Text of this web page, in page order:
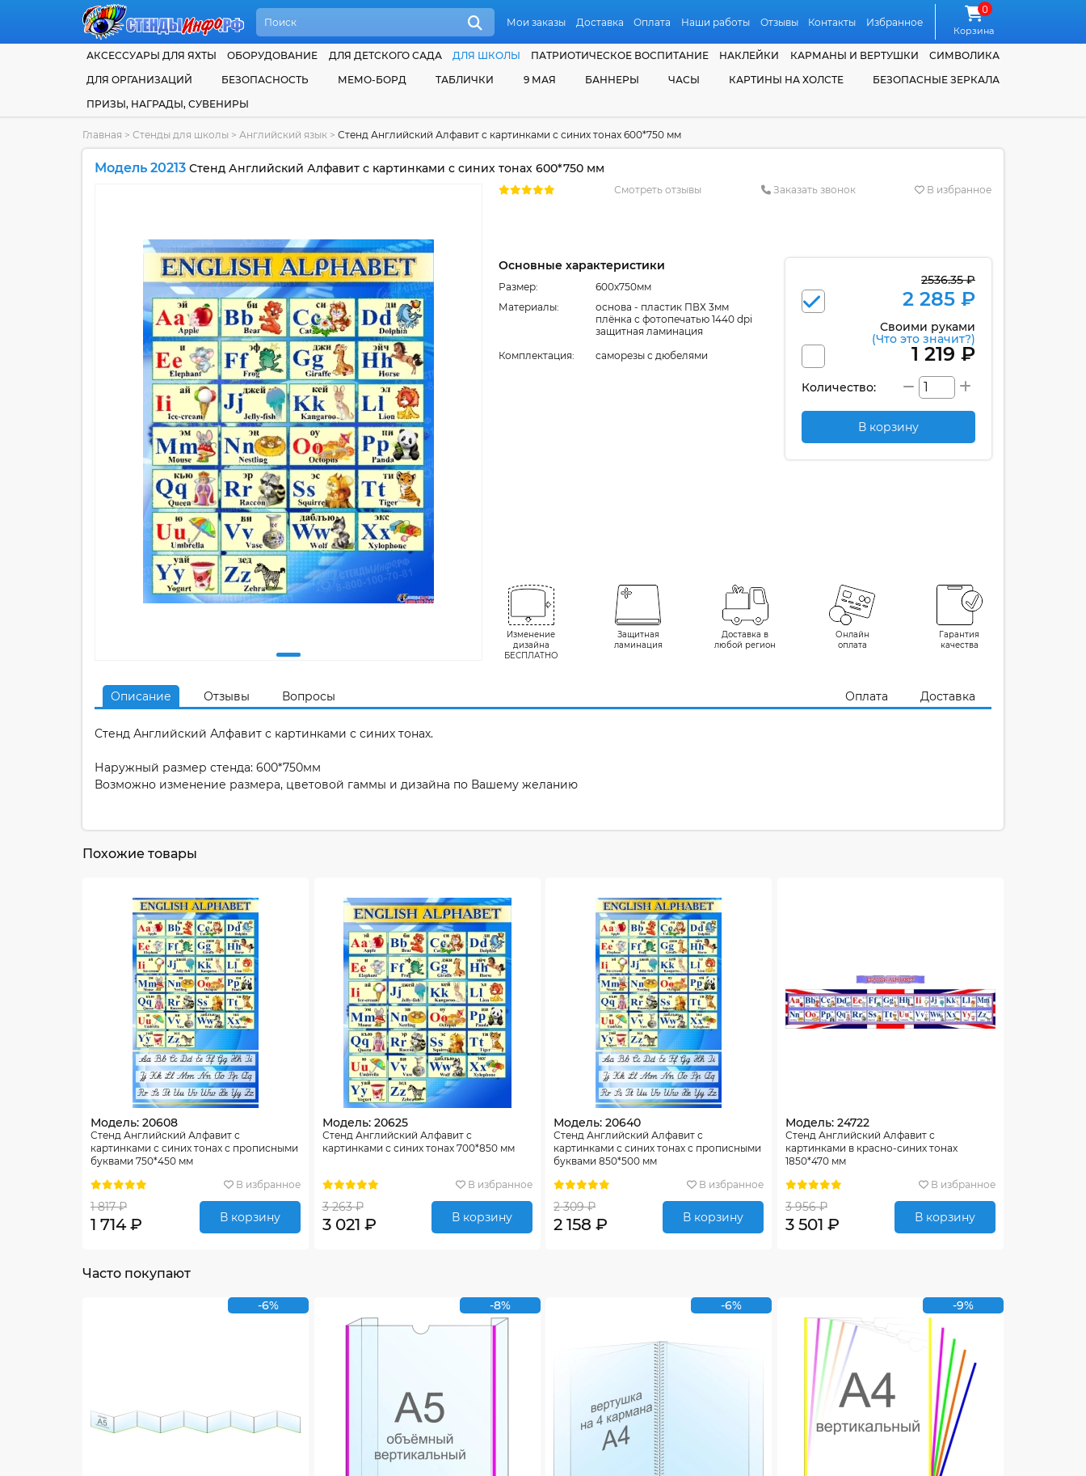
Мои заказы Доставка Оплата Наши работы Отзывы Контакты Избранное
0
Корзина
АКСЕССУАРЫ ДЛЯ ЯХТЫ ОБОРУДОВАНИЕ ДЛЯ ДЕТСКОГО САДА ДЛЯ ШКОЛЫ ПАТРИОТИЧЕСКОЕ ВОСПИТАНИЕ НАКЛЕЙКИ КАРМАНЫ И ВЕРТУШКИ
СИМВОЛИКА
ДЛЯ ОРГАНИЗАЦИЙ
БЕЗОПАСНОСТЬ МЕМО-БОРД ТАБЛИЧКИ 9 МАЯ БАННЕРЫ ЧАСЫ КАРТИНЫ НА ХОЛСТЕ
БЕЗОПАСНЫЕ ЗЕРКАЛА
ПРИЗЫ, НАГРАДЫ, СУВЕНИРЫ
Главная > Стенды для школы > Английский язык > Стенд Английский Алфавит с картинками с синих тонах 600*750 мм
Модель 20213 Стенд Английский Алфавит с картинками с синих тонах 600*750 мм
Смотреть отзывы Заказать звонок В избранное
Основные характеристики
Размер:
600x750мм
Материалы:
основа - пластик ПВХ 3мм
плёнка с фотопечатью 1440 dpi
защитная ламинация
Комплектация:
cаморезы с дюбелями
2536.35 ₽
2 285 ₽
Своими руками
(Что это значит?)
1 219 ₽
Количество:
В корзину
Изменение
дизайна
БЕСПЛАТНО
Защитная
ламинация
Доставка в
любой регион
Онлайн
оплата
Гарантия
качества
Описание Отзывы Вопросы Оплата Доставка
Стенд Английский Алфавит с картинками с синих тонах.
Наружный размер стенда: 600*750мм
Возможно изменение размера, цветовой гаммы и дизайна по Вашему желанию
Похожие товары
Модель: 20608
Стенд Английский Алфавит с
картинками с синих тонах с прописными
буквами 750*450 мм
В избранное
1 817 ₽
1 714 ₽ В корзину
Модель: 20625
Стенд Английский Алфавит с
картинками с синих тонах 700*850 мм
В избранное
3 263 ₽
3 021 ₽ В корзину
Модель: 20640
Стенд Английский Алфавит с
картинками с синих тонах с прописными
буквами 850*500 мм
В избранное
2 309 ₽
2 158 ₽ В корзину
Модель: 24722
Стенд Английский Алфавит с
картинками в красно-синих тонах
1850*470 мм
В избранное
3 956 ₽
3 501 ₽ В корзину
Часто покупают
-6% -8% -6% -9%